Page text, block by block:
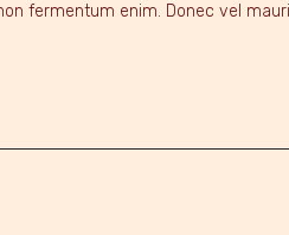
fermentum enim. Donec vel